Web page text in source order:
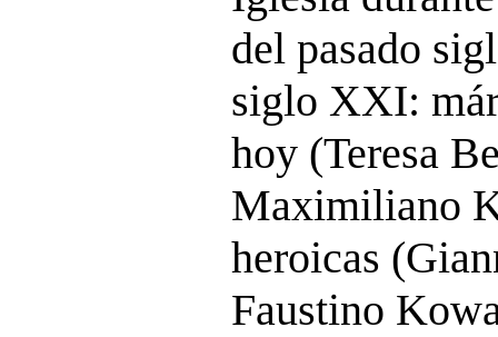
del pasado
siglo XXI:
hoy (Teresa
Maximiliano
heroicas
Faustino